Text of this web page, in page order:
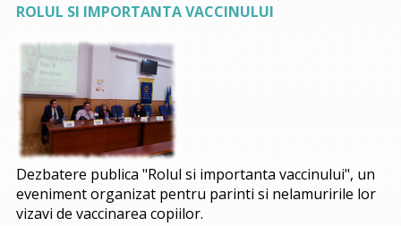
ROLUL SI IMPORTANTA VACCINULUI
Dezbatere publica "Rolul si importanta vaccinului", un
eveniment organizat pentru parinti si nelamuririle lor
vizavi de vaccinarea copiilor.